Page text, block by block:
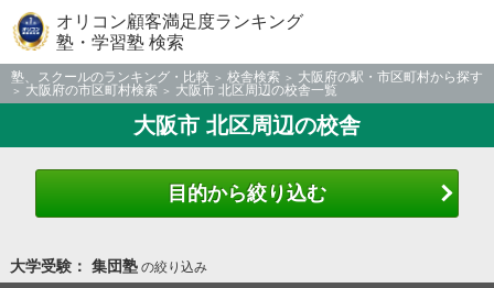
オリコン顧客満足度ランキング
塾・学習塾 検索
塾、スクールのランキング・比較 校舎検索
大阪府の駅・市区町村から探す
大阪府の市区町村検索
大阪市 北区周辺の校舎一覧
大阪市 北区周辺の校舎
目的から絞り込む
大学受験： 集団塾の絞り込み